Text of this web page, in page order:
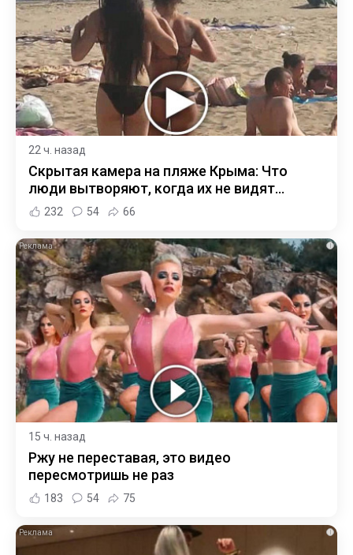
22 ч. назад
Скрытая камера на пляже Крыма: Что
люди вытворяют, когда их не видят...
232 54 66
i
15 ч. назад
Ржу не переставая, это видео
пересмотришь не раз
183 54 75
i